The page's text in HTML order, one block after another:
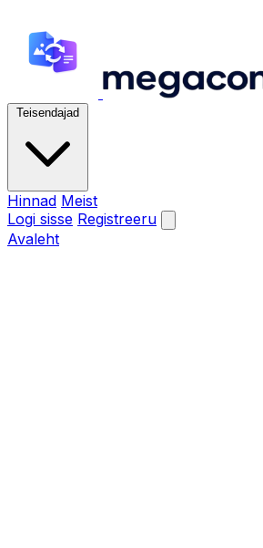
Teisendajad
Hinnad Meist
Logi sisse Registreeru
Avaleht